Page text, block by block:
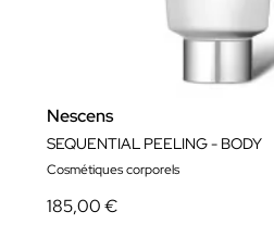
Nescens
SEQUENTIAL PEELING - BODY
Cosmétiques corporels
185,00 €